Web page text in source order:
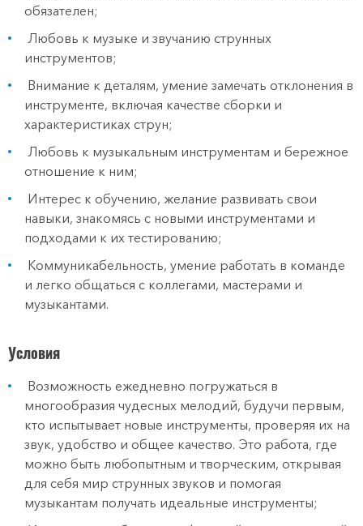
обязателен;
Любовь к музыке и звучанию струнных
инструментов;
Внимание к деталям, умение замечать отклонения в
инструменте, включая качестве сборки и
характеристиках струн;
Любовь к музыкальным инструментам и бережное
отношение к ним;
Интерес к обучению, желание развивать свои
навыки, знакомясь с новыми инструментами и
подходами к их тестированию;
Коммуникабельность, умение работать в команде
и легко общаться с коллегами, мастерами и
музыкантами.
Условия
Возможность ежедневно погружаться в
многообразия чудесных мелодий, будучи первым,
кто испытывает новые инструменты, проверяя их на
звук, удобство и общее качество. Это работа, где
можно быть любопытным и творческим, открывая
для себя мир струнных звуков и помогая
музыкантам получать идеальные инструменты;